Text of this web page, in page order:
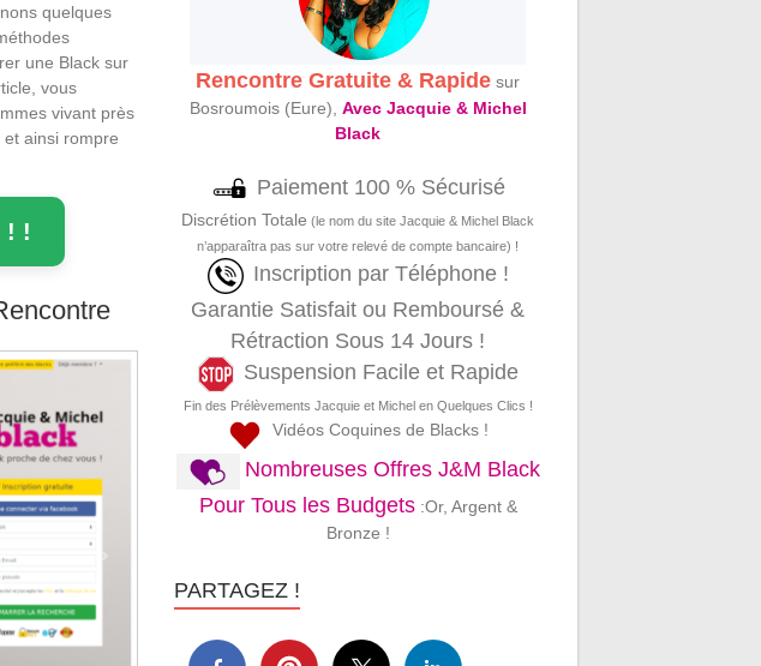
quelques
une Black sur
vous
vivant près
ainsi rompre
! !
Rencontre Gratuite & Rapide sur
Bosroumois (Eure), Avec Jacquie & Michel
Black
Paiement 100 % Sécurisé
Discrétion Totale (le nom du site Jacquie & Michel Black
n’apparaîtra pas sur votre relevé de compte bancaire) !
Inscription par Téléphone !
Garantie Satisfait ou Remboursé &
Rétraction Sous 14 Jours !
Suspension Facile et Rapide
Fin des Prélèvements Jacquie et Michel en Quelques Clics !
Vidéos Coquines de Blacks !
Nombreuses Offres J&M Black
Pour Tous les Budgets:Or, Argent &
Bronze !
PARTAGEZ !